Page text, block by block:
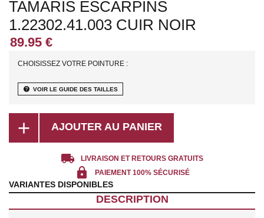
TAMARIS ESCARPINS
1.22302.41.003 CUIR NOIR
CHOISISSEZ VOTRE POINTURE :
help VOIR LE GUIDE DES TAILLES
add AJOUTER AU PANIER
local_shipping LIVRAISON ET RETOURS GRATUITS
lock PAIEMENT 100% SÉCURISÉ
VARIANTES DISPONIBLES
DESCRIPTION